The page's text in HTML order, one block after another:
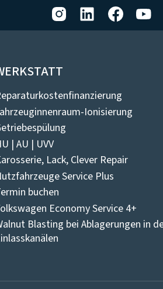
Ionisierung
| AU | UVV
Lack, Clever Repair
Service Plus
buchen
Economy Service 4+
Blasting bei Ablagerungen in